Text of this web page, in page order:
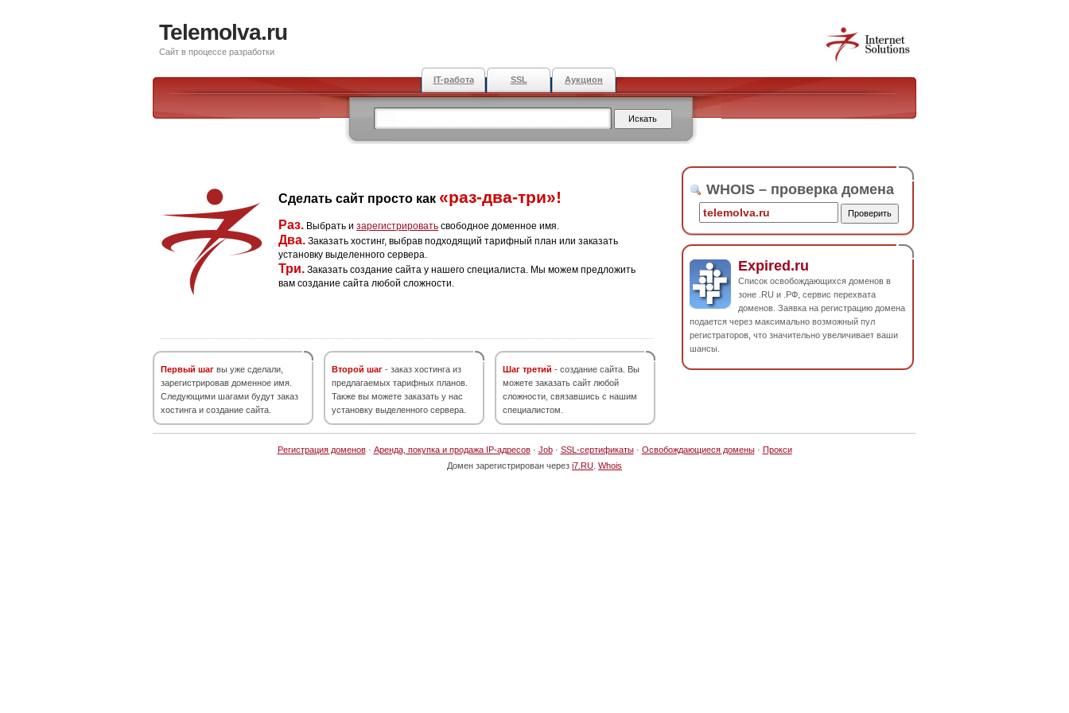
Telemolva.ru
Сайт в процессе разработки
IT-работа SSL Аукцион
Сделать сайт просто как «раз-два-три»!
Раз. Выбрать и зарегистрировать свободное доменное имя.
Два. Заказать хостинг, выбрав подходящий тарифный план или заказать
установку выделенного сервера.
Три. Заказать создание сайта у нашего специалиста. Мы можем предложить
вам создание сайта любой сложности.
Первый шаг вы уже сделали,
зарегистрировав доменное имя.
Следующими шагами будут заказ
хостинга и создание сайта.
Второй шаг - заказ хостинга из
предлагаемых тарифных планов.
Также вы можете заказать у нас
установку выделенного сервера.
Шаг третий - создание сайта. Вы
можете заказать сайт любой
сложности, связавшись с нашим
специалистом.
WHOIS – проверка домена
Expired.ru
Список освобождающихся доменов в
зоне .RU и .РФ, сервис перехвата
доменов. Заявка на регистрацию домена
подается через максимально возможный пул
регистраторов, что значительно увеличивает ваши
шансы.
Регистрация доменов· Аренда, покупка и продажа IP-адресов· Job· SSL-сертификаты· Освобождающиеся домены· Прокси
Домен зарегистрирован через i7.RU Whois